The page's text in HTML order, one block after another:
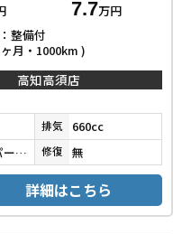
7.7万円
整備付
月・1000km )
高知高須店
排気 660cc
ホワイトパール３コートパール 修復 無
詳細はこちら